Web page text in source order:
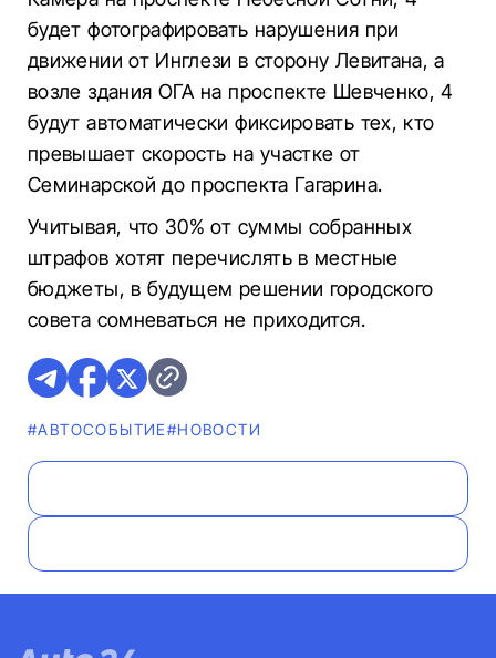
будет фотографировать нарушения при
движении от Инглези в сторону Левитана, а
возле здания ОГА на проспекте Шевченко, 4
будут автоматически фиксировать тех, кто
превышает скорость на участке от
Семинарской до проспекта Гагарина.
Учитывая, что 30% от суммы собранных
штрафов хотят перечислять в местные
бюджеты, в будущем решении городского
совета сомневаться не приходится.
#АВТОСОБЫТИЕ#НОВОСТИ